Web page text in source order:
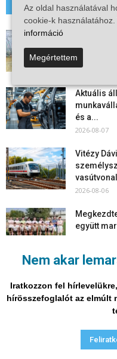
Nem akar
Iratkozzon fel
hírösszefoglalót az elmúlt
További hírek
egy
2026-08-08
Aktuális
és a...
2026-08-07
Vitézy
2026-08-06
együtt
2026-08-05
Adatvédelmi
Az oldal használatával
cookie-k használatához.
információ
Megértettem